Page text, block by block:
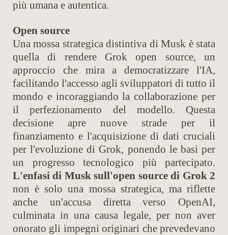
più umana e autentica.
Open source
Una mossa strategica distintiva di Musk è stata
quella di rendere Grok open source, un
approccio che mira a democratizzare l'IA,
facilitando l'accesso agli sviluppatori di tutto il
mondo e incoraggiando la collaborazione per
il perfezionamento del modello. Questa
decisione apre nuove strade per il
finanziamento e l'acquisizione di dati cruciali
per l'evoluzione di Grok, ponendo le basi per
un progresso tecnologico più partecipato.
L'enfasi di Musk sull'open source di Grok 2
non è solo una mossa strategica, ma riflette
anche un'accusa diretta verso OpenAI,
culminata in una causa legale, per non aver
onorato gli impegni originari che prevedevano